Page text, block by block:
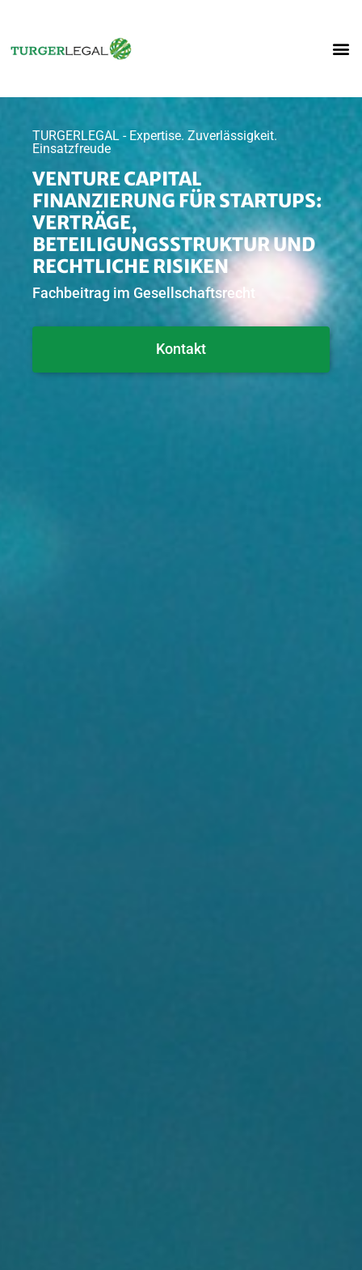
TURGERLEGAL - Expertise. Zuverlässigkeit.
Einsatzfreude
VENTURE CAPITAL
FINANZIERUNG FÜR STARTUPS:
VERTRÄGE,
BETEILIGUNGSSTRUKTUR UND
RECHTLICHE RISIKEN
Fachbeitrag im Gesellschaftsrecht
Kontakt